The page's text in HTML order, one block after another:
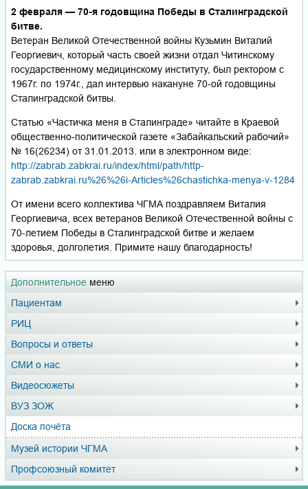
Дополнительное меню
Пациентам
РИЦ
Вопросы и ответы
СМИ о нас
Видеосюжеты
ВУЗ ЗОЖ
Доска почёта
Музей истории ЧГМА
Профсоюзный комитет
2 февраля — 70-я годовщина Победы в Сталинградской
битве.
Ветеран Великой Отечественной войны Кузьмин Виталий
Георгиевич, который часть своей жизни отдал Читинскому
государственному медицинскому институту, был ректором с
1967г. по 1974г., дал интервью накануне 70-ой годовщины
Сталинградской битвы.
Статью «Частичка меня в Сталинграде» читайте в Краевой
общественно-политической газете «Забайкальский рабочий»
№ 16(26234) от 31.01.2013. или в электронном виде:
http://zabrab.zabkrai.ru/index/html/path/http-
zabrab.zabkrai.ru%26%26i-Articles%26chastichka-menya-v-1284
От имени всего коллектива ЧГМА поздравляем Виталия
Георгиевича, всех ветеранов Великой Отечественной войны с
70-летием Победы в Сталинградской битве и желаем
здоровья, долголетия. Примите нашу благодарность!